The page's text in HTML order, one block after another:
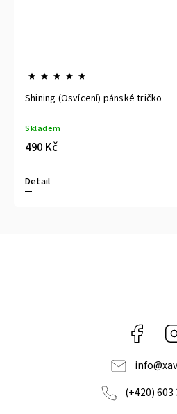
Shining (Osvícení) pánské tričko
Skladem
490 Kč
Detail
info@
(+420) 603